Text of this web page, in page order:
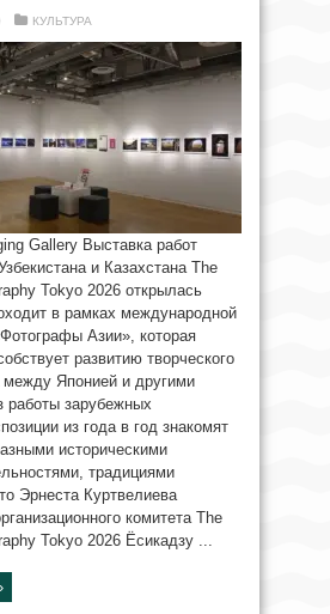
КУЛЬТУРА
Gallery Выставка работ
и Казахстана The
Tokyo 2026 открылась
в рамках международной
Азии», которая
развитию творческого
между Японией и другими
работы зарубежных
из года в год знакомят
историческими
традициями
Эрнеста Куртвелиева
комитета The
Tokyo 2026 Ёсикадзу ...